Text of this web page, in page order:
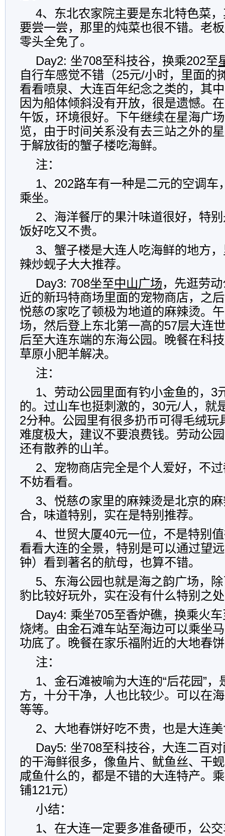
4、东北农家院主要是东北特色菜
要尝一尝，那里的炖菜也很不错。老
零头全免了。
Day2: 坐708至科技谷，换乘202至
自行车感觉不错（25元/小时，里面的
看看喷泉、大连百年纪念之类的，其
因为船体倾斜没有开放，很是遗憾。
午饭，环境很好。下午继续在星海广
览，由于时间关系没有去三站之外的
于解放街的蟹子楼吃海鲜。
注：
1、202路车有一种是二元的空调车
乘坐。
2、海洋餐厅的果汁味道很好，特
饭好吃又不贵。
3、蟹子楼是大连人吃海鲜的地方
辣炒蚬子大大推荐。
Day3: 708坐至中山广场，先逛劳
近的新玛特商场里面的宠物商店，之
悦慈の家吃了顿极为地道的麻辣烫。
场，然后登上东北第一高的57层大连
后至大连东端的东海公园。晚餐在科
草原小肥羊解决。
注：
1、劳动公园里面有钓小金鱼的，3
的。过山车也挺刺激的，30元/人，就
2分种。公园里有很多扔币可得毛绒玩
难度极大，建议不要浪费钱。劳动公
还有散养的山羊。
2、宠物商店完全是个人爱好，不
不妨看看。
3、悦慈の家里的麻辣烫是北京的
合，味道特别，实在是特别推荐。
4、世贸大厦40元一位，不是特别
看看大连的全景，特别是可以通过望
钟）看到著名的航母，也算不错。
5、东海公园也就是海之韵广场，
豹比较好玩外，实在没有什么特别之
Day4: 乘坐705至香炉礁，换乘火
烧烤。由金石滩车站至海边可以乘坐
功底了。晚餐在家乐福附近的大地春
注：
1、金石滩被喻为大连的“后花园”
方，十分干净，人也比较少。可以在
等等。
2、大地春饼好吃不贵，也是大连
Day5: 坐708至科技谷，大连二百
的干海鲜很多，像鱼片、鱿鱼丝、干
咸鱼什么的，都是不错的大连特产。
铺121元）
小结：
1、在大连一定要多准备硬币，公